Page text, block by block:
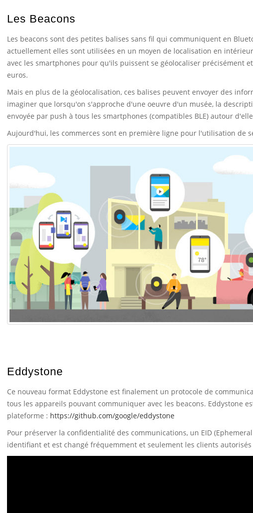
Les Beacons
Les beacons sont des petites balises sans fil qui communiquent en
actuellement elles sont utilisées en un moyen de localisation en
avec les smartphones pour qu'ils puissent se géolocaliser précisément
euros.
Mais en plus de la géolocalisation, ces balises peuvent envoyer des
imaginer que lorsqu'on s'approche d'une oeuvre d'un musée, la
envoyée par push à tous les smartphones (compatibles BLE) autour
Aujourd'hui, les commerces sont en première ligne pour l'utilisation de
Eddystone
Ce nouveau format Eddystone est finalement un protocole de
tous les appareils pouvant communiquer avec les beacons. Eddystone
plateforme : https://github.com/google/eddystone
Pour préserver la confidentialité des communications, un EID
identifiant et est changé fréquemment et seulement les clients